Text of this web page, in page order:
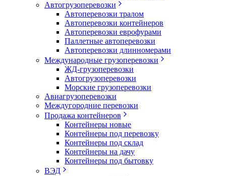
Автогрузоперевозки
Автоперевозки тралом
Автоперевозки контейнеров
Автоперевозки еврофурами
Паллетные автоперевозки
Автоперевозки длинномерами
Международные грузоперевозки
ЖД-грузоперевозки
Автогрузоперевозки
Морские грузоперевозки
Авиагрузоперевозки
Междугородние перевозки
Продажа контейнеров
Контейнеры новые
Контейнеры под перевозку
Контейнеры под склад
Контейнеры на дачу
Контейнеры под бытовку
ВЭД